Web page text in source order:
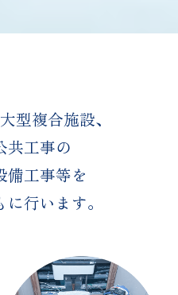
型複合施設、
共工事の
備工事等を
行います。